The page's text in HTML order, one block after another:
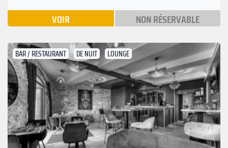
VOIR NON RÉSERVABLE
BAR / RESTAURANT DE NUIT LOUNGE
Précédent
Suivant